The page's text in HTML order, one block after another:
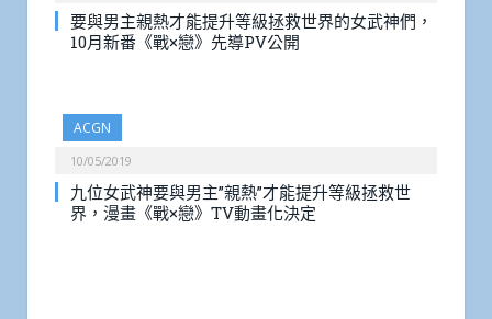
要與男主親熱才能提升等級拯救世界的女武神們，
10月新番《戰×戀》先導PV公開
ACGN
10/05/2019
九位女武神要與男主”親熱”才能提升等級拯救世
界，漫畫《戰×戀》TV動畫化決定